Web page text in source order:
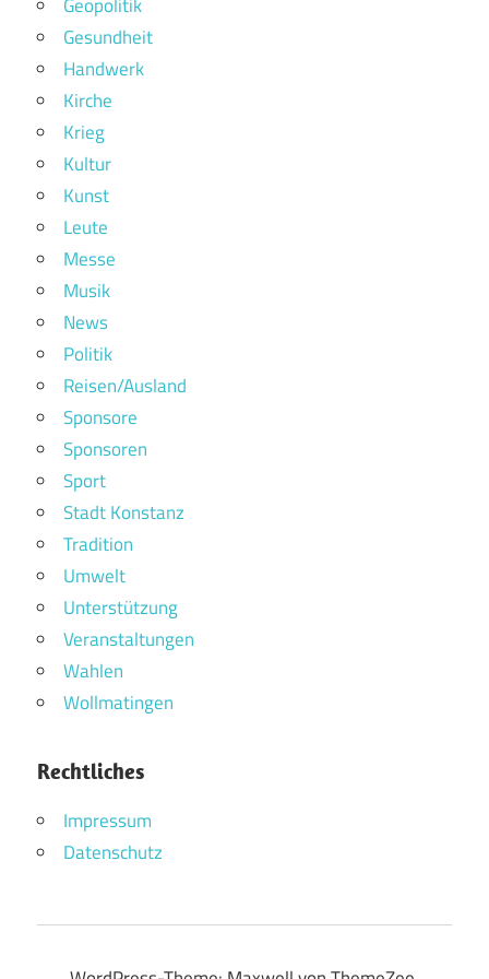
Gesundheit
Handwerk
Kirche
Krieg
Kultur
Kunst
Leute
Messe
Musik
News
Politik
Reisen/Ausland
Sponsore
Sponsoren
Sport
Stadt Konstanz
Tradition
Umwelt
Unterstützung
Veranstaltungen
Wahlen
Wollmatingen
Rechtliches
Impressum
Datenschutz